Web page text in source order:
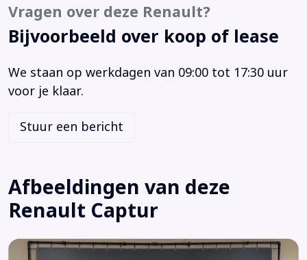
Navigatiesysteem
Pack Advanced Driving
Parkeersensor voor
Stuur verwarmd
Achterbank in delen neerklapbaar
Airbag(s) hoofd achter
Airbag(s) hoofd voor
Airbag bestuurder
Vragen over deze Renault?
Bijvoorbeeld over koop of lease
We staan op werkdagen van 09:00 tot 17:30 uur
voor je klaar.
Stuur een bericht
Afbeeldingen van deze
Renault Captur